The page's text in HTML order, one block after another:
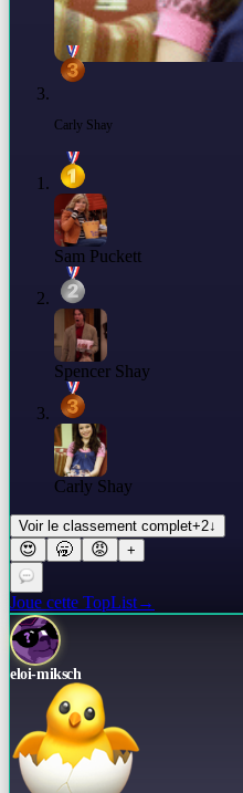
Carly Shay
Sam Puckett
Spencer Shay
Carly Shay
Voir le classement complet+2↓
😍 🥱 😡 +
Joue cette TopList→
eloi-miksch